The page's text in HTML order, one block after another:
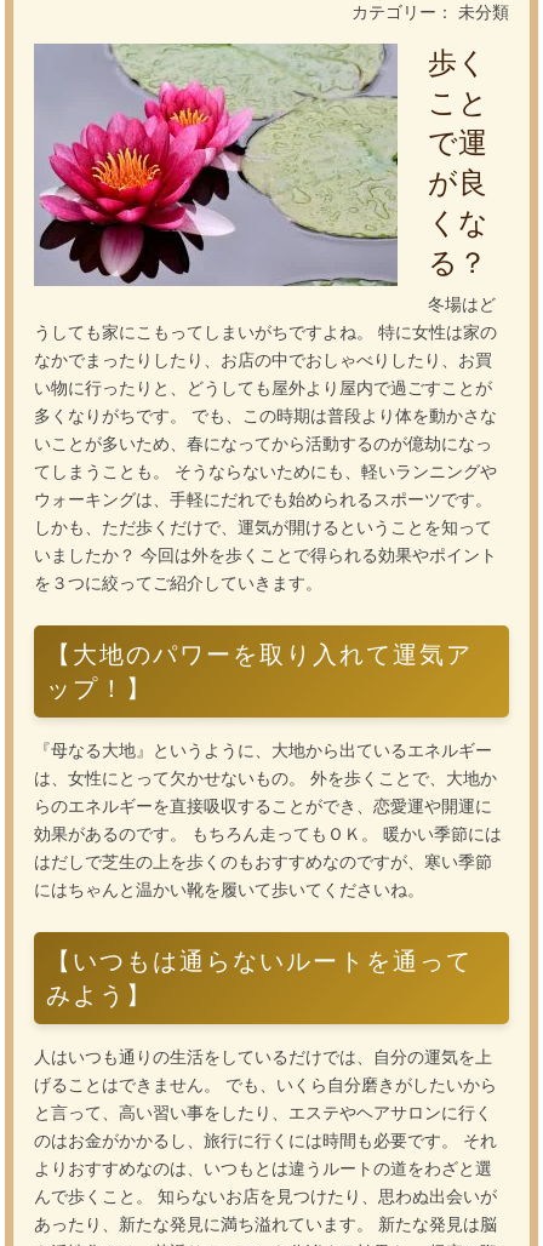
カテゴリー： 未分類
歩く
こと
で運
が良
くな
る？
冬場はど
うしても家にこもってしまいがちですよね。 特に女性は家の
なかでまったりしたり、お店の中でおしゃべりしたり、お買
い物に行ったりと、どうしても屋外より屋内で過ごすことが
多くなりがちです。 でも、この時期は普段より体を動かさな
いことが多いため、春になってから活動するのが億劫になっ
てしまうことも。 そうならないためにも、軽いランニングや
ウォーキングは、手軽にだれでも始められるスポーツです。
しかも、ただ歩くだけで、運気が開けるということを知って
いましたか？ 今回は外を歩くことで得られる効果やポイント
を３つに絞ってご紹介していきます。
【大地のパワーを取り入れて運気ア
ップ！】
『母なる大地』というように、大地から出ているエネルギー
は、女性にとって欠かせないもの。 外を歩くことで、大地か
らのエネルギーを直接吸収することができ、恋愛運や開運に
効果があるのです。 もちろん走ってもＯＫ。 暖かい季節には
はだしで芝生の上を歩くのもおすすめなのですが、寒い季節
にはちゃんと温かい靴を履いて歩いてくださいね。
【いつもは通らないルートを通って
みよう】
人はいつも通りの生活をしているだけでは、自分の運気を上
げることはできません。 でも、いくら自分磨きがしたいから
と言って、高い習い事をしたり、エステやヘアサロンに行く
のはお金がかかるし、旅行に行くには時間も必要です。 それ
よりおすすめなのは、いつもとは違うルートの道をわざと選
んで歩くこと。 知らないお店を見つけたり、思わぬ出会いが
あったり、新たな発見に満ち溢れています。 新たな発見は脳